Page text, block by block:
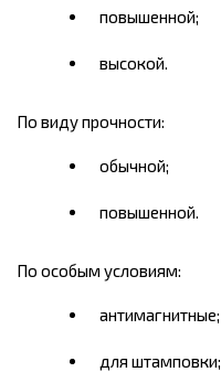
повышенной;
высокой.
По виду прочности:
обычной;
повышенной.
По особым условиям:
антимагнитные;
для штамповки;